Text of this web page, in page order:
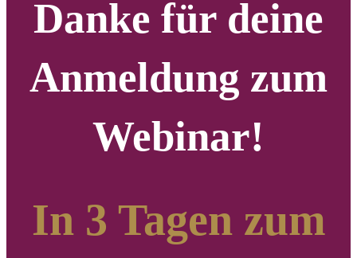
Danke für deine
Anmeldung zum
Webinar!
In 3 Tagen zum